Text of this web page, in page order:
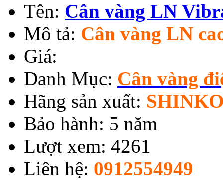
Tên: Cân vàng LN
Mô tả: Cân vàng LN
Giá:
Danh Mục: Cân vàng
Hãng sản xuất:
Bảo hành: 5 năm
Lượt xem: 4261
Liên hệ: 0912554949